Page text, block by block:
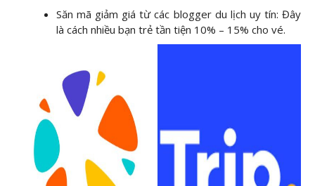
Săn mã giảm giá từ các blogger du lịch uy tín: Đây
là cách nhiều bạn trẻ tần tiện 10% – 15% cho vé.